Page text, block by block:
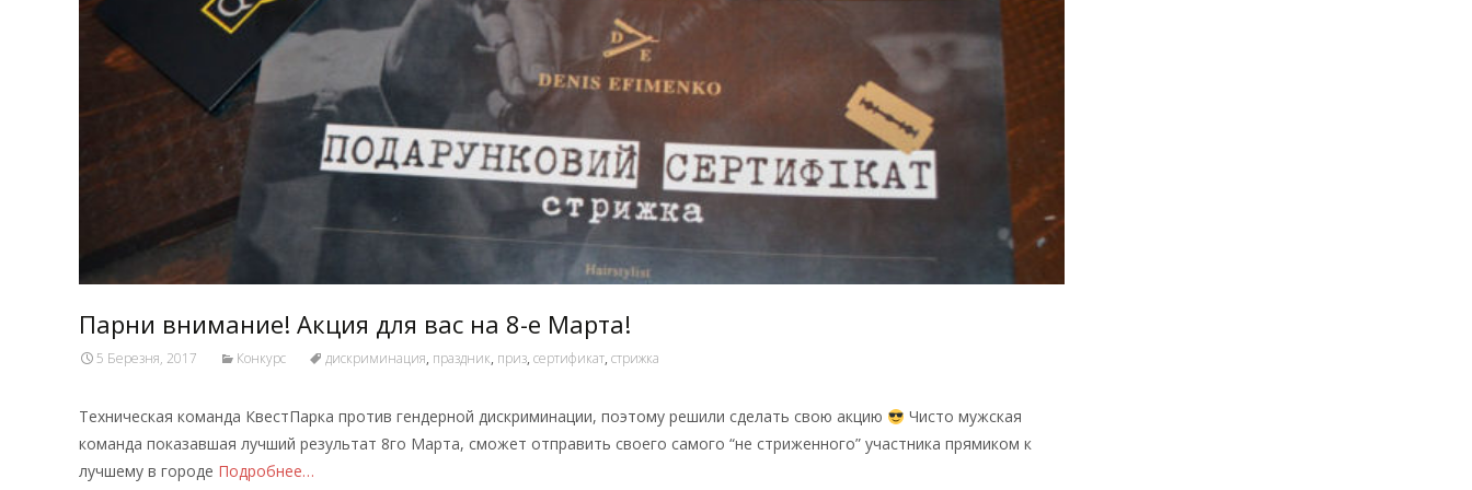
Парни внимание! Акция для вас на 8-е Марта!
5 Березня, 2017 Конкурс дискриминация, праздник, приз, сертификат, стрижка
Техническая команда КвестПарка против гендерной дискриминации, поэтому решили сделать свою акцию
Чисто мужская
команда показавшая лучший результат 8го Марта, сможет отправить своего самого “не стриженного” участника прямиком к
лучшему в городе Подробнее…